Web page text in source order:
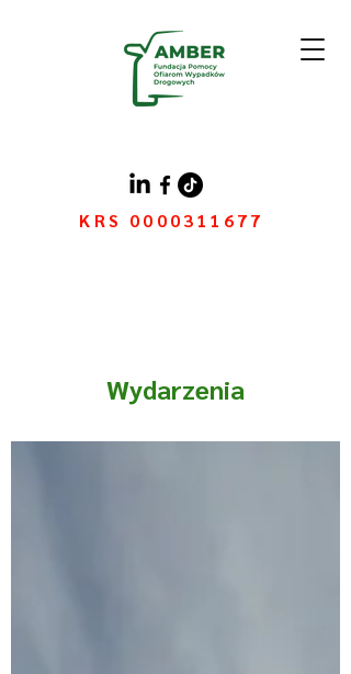
KRS 0000311677
Wydarzenia